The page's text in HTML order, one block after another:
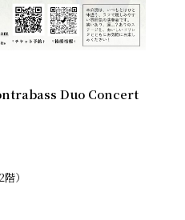
Duo Concert
）